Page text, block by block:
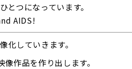
つになっています。
AIDS!
化していきます。
作品を作り出します。